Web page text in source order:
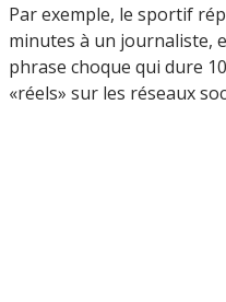
Par exemple, le sportif
minutes à un journaliste,
phrase choque qui dure
«réels» sur les réseaux